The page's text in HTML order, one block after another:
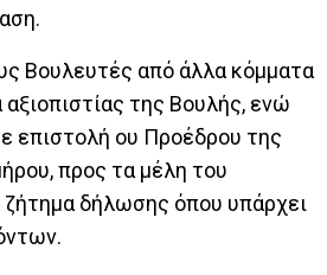
Βουλευτές από άλλα κόμματα
της Βουλής, ενώ
επιστολή ου Προέδρου της
προς τα μέλη του
ζήτημα δήλωσης όπου υπάρχει